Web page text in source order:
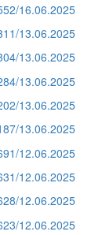
16.06.2025
13.06.2025
13.06.2025
13.06.2025
13.06.2025
13.06.2025
12.06.2025
12.06.2025
12.06.2025
12.06.2025